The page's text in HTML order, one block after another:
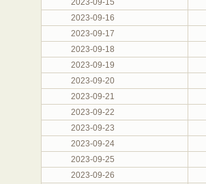
2023-09-16
2023-09-17
2023-09-18
2023-09-19
2023-09-20
2023-09-21
2023-09-22
2023-09-23
2023-09-24
2023-09-25
2023-09-26